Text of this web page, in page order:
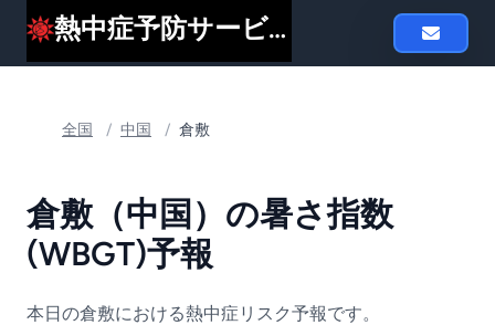
熱中症予防サービスheat119
全国 / 中国 / 倉敷
倉敷（中国）の暑さ指数
(WBGT)予報
本日の倉敷における熱中症リスク予報です。